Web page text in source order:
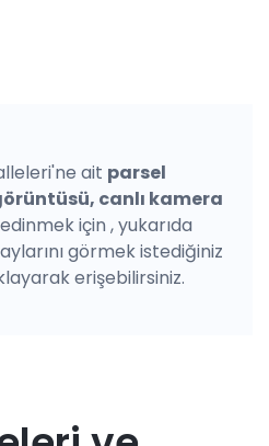
ait parsel
canlı kamera
için , yukarıda
görmek istediğiniz
erişebilirsiniz.